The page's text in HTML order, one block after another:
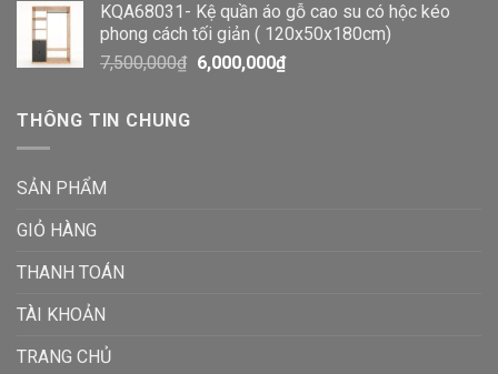
KQA68031- Kệ quần áo gỗ cao su có hộc kéo
phong cách tối giản ( 120x50x180cm)
7,500,000₫ 6,000,000₫
THÔNG TIN CHUNG
SẢN PHẨM
GIỎ HÀNG
THANH TOÁN
TÀI KHOẢN
TRANG CHỦ